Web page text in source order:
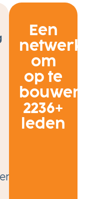
Een
netwerk
om
op te
bouwen
2236+
leden